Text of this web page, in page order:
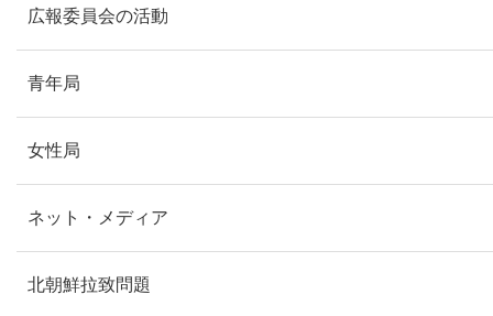
広報委員会の活動
青年局
女性局
ネット・メディア
北朝鮮拉致問題